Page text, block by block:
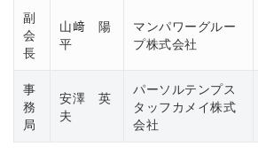
副
会
長
山﨑 陽
平
マンパワーグルー
プ株式会社
事
務
局
安澤 英
夫
パーソルテンプス
タッフカメイ株式
会社